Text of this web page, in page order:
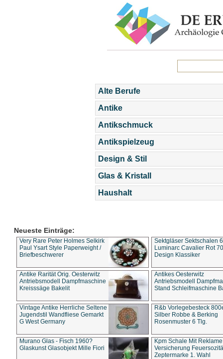
Alte Berufe
Antike
Antikschmuck
Antikspielzeug
Design & Stil
Glas & Kristall
Haushalt
Neueste Einträge:
Very Rare Peter Holmes Selkirk
Paul Ysart Style Paperweight /
Briefbeschwerer
Sektgläser Sektschalen
Luminarc Cavalier Rot
Design Klassiker
Antike Rarität Orig. Oesterwitz
Antriebsmodell Dampfmaschine
Kreisssäge Bakelit
Antikes Oesterwitz
Antriebsmodell
Stand Schleifmaschine
Vintage Antike Herrliche Seltene
Jugendstil Wandfliese Gemarkt
G West Germany
R&b Vorlegebesteck
Silber Robbe & Berking
Rosenmuster 6 Tlg.
Murano Glas - Fisch 1960?
Glaskunst Glasobjekt Mille Fiori
Kpm Schale Mit Reklame
Versicherung
Zeptermarke 1. Wahl